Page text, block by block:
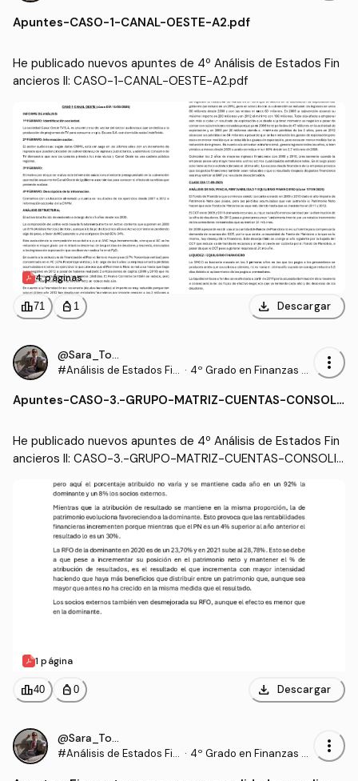
Apuntes-CASO-1-CANAL-OESTE-A2.pdf
He publicado nuevos apuntes de 4º Análisis de Estados Fin
ancieros II: CASO-1-CANAL-OESTE-A2.pdf
4 páginas
leaderboard71 personal_bag 1 download Descargar
@Sara_Torrado
#Análisis de Estados Fin · 4º Grado en Finanzas y
more_vert
Apuntes-CASO-3.-GRUPO-MATRIZ-CUENTAS-CONSOLI
He publicado nuevos apuntes de 4º Análisis de Estados Fin
ancieros II: CASO-3.-GRUPO-MATRIZ-CUENTAS-CONSOLID
1 página
leaderboard40 personal_bag 0 download Descargar
@Sara_Torrado
#Análisis de Estados Fin · 4º Grado en Finanzas y
more_vert